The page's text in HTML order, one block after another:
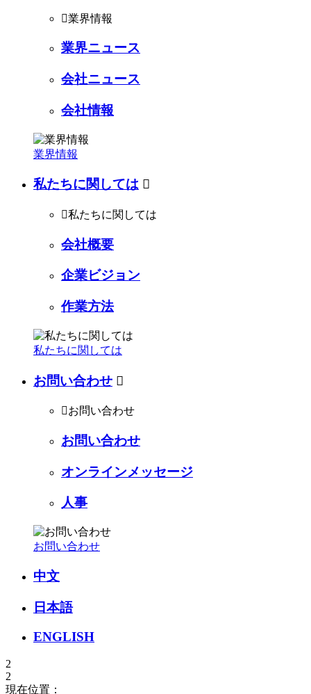
業界情報
業界ニュース
会社ニュース
会社情報
業界情報
私たちに関しては 
私たちに関しては
会社概要
企業ビジョン
作業方法
私たちに関しては
お問い合わせ 
お問い合わせ
お問い合わせ
オンラインメッセージ
人事
お問い合わせ
中文
日本語
ENGLISH
2
2
現在位置：